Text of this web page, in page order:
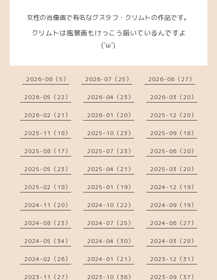
女性の肖像画で有名なグスタフ・クリムトの作品です。
クリムトは風景画もけっこう描いているんですよ
('ω')
2026-08（5） 2026-07（25） 2026-06（27）
2026-05（22） 2026-04（23） 2026-03（20）
2026-02（21） 2026-01（20） 2025-12（20）
2025-11（18） 2025-10（23） 2025-09（18）
2025-08（17） 2025-07（23） 2025-06（20）
2025-05（23） 2025-04（21） 2025-03（20）
2025-02（18） 2025-01（19） 2024-12（19）
2024-11（20） 2024-10（22） 2024-09（19）
2024-08（23） 2024-07（25） 2024-06（27）
2024-05（34） 2024-04（30） 2024-03（28）
2024-02（26） 2024-01（21） 2023-12（31）
2023-11（27） 2023-10（36） 2023-09（37）